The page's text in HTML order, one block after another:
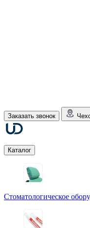
Заказать звонок
Каталог
Стоматологическое